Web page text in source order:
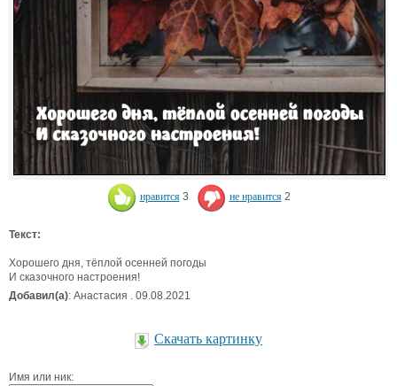
нравится 3 не нравится 2
Текст:
Хорошего дня, тёплой осенней погоды
И сказочного настроения!
Добавил(а): Анастасия . 09.08.2021
Скачать картинку
Имя или ник: